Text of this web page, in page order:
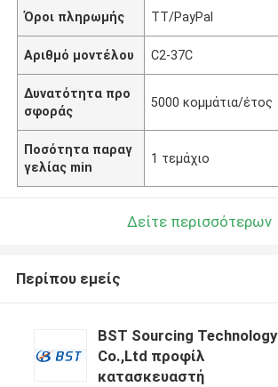
Όροι πληρωμής TT/PayPal
Αριθμό μοντέλου C2-37C
Δυνατότητα προ
σφοράς
5000 κομμάτια/έτος
Ποσότητα παραγ
γελίας min
1 τεμάχιο
Δείτε περισσότερων
Περίπου εμείς
BST Sourcing Technology
Co.,Ltd προφίλ
κατασκευαστή